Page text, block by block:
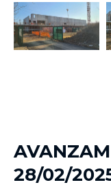
28/02/